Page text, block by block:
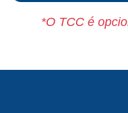
*O TCC é